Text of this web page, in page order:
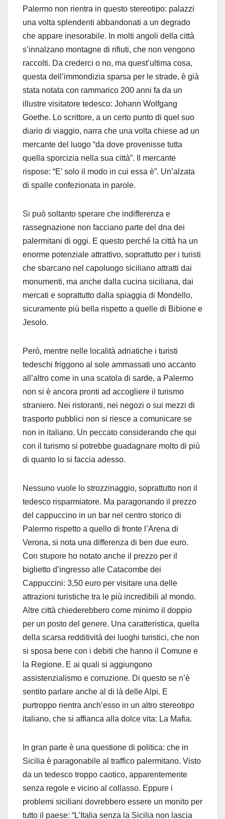
Palermo non rientra in questo stereotipo: palazzi
una volta splendenti abbandonati a un degrado
che appare inesorabile. In molti angoli della città
s’innalzano montagne di rifiuti, che non vengono
raccolti. Da crederci o no, ma quest’ultima cosa,
questa dell’immondizia sparsa per le strade, è già
stata notata con rammarico 200 anni fa da un
illustre visitatore tedesco: Johann Wolfgang
Goethe. Lo scrittore, a un certo punto di quel suo
diario di viaggio, narra che una volta chiese ad un
mercante del luogo “da dove provenisse tutta
quella sporcizia nella sua città”. Il mercante
rispose: “E’ solo il modo in cui essa è”. Un’alzata
di spalle confezionata in parole.
Si può soltanto sperare che indifferenza e
rassegnazione non facciano parte del dna dei
palermitani di oggi. E questo perché la città ha un
enorme potenziale attrattivo, soprattutto per i turisti
che sbarcano nel capoluogo siciliano attratti dai
monumenti, ma anche dalla cucina siciliana, dai
mercati e soprattutto dalla spiaggia di Mondello,
sicuramente più bella rispetto a quelle di Bibione e
Jesolo.
Però, mentre nelle località adriatiche i turisti
tedeschi friggono al sole ammassati uno accanto
all’altro come in una scatola di sarde, a Palermo
non si è ancora pronti ad accogliere il turismo
straniero. Nei ristoranti, nei negozi o sui mezzi di
trasporto pubblici non si riesce a comunicare se
non in italiano. Un peccato considerando che qui
con il turismo si potrebbe guadagnare molto di più
di quanto lo si faccia adesso.
Nessuno vuole lo strozzinaggio, soprattutto non il
tedesco risparmiatore. Ma paragonando il prezzo
del cappuccino in un bar nel centro storico di
Palermo rispetto a quello di fronte l’Arena di
Verona, si nota una differenza di ben due euro.
Con stupore ho notato anche il prezzo per il
biglietto d’ingresso alle Catacombe dei
Cappuccini: 3,50 euro per visitare una delle
attrazioni turistiche tra le più incredibili al mondo.
Altre città chiederebbero come minimo il doppio
per un posto del genere. Una caratteristica, quella
della scarsa redditività dei luoghi turistici, che non
si sposa bene con i debiti che hanno il Comune e
la Regione. E ai quali si aggiungono
assistenzialismo e corruzione. Di questo se n’è
sentito parlare anche al di là delle Alpi. E
purtroppo rientra anch’esso in un altro stereotipo
italiano, che si affianca alla dolce vita: La Mafia.
In gran parte è una questione di politica: che in
Sicilia è paragonabile al traffico palermitano. Visto
da un tedesco troppo caotico, apparentemente
senza regole e vicino al collasso. Eppure i
problemi siciliani dovrebbero essere un monito per
tutto il paese: “L’Italia senza la Sicilia non lascia